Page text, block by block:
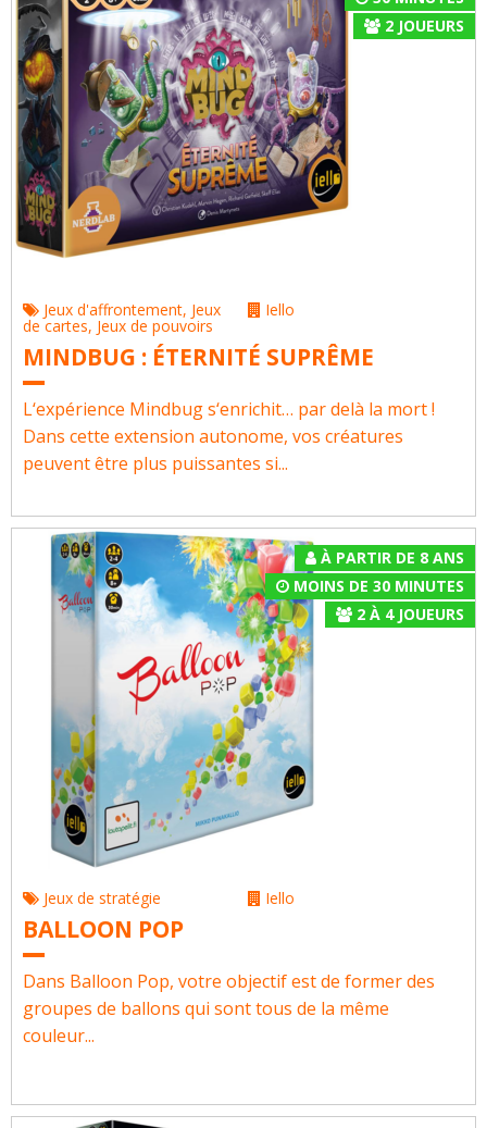
2JOUEURS
Jeux d'affrontement, Jeux
de cartes, Jeux de pouvoirs
Iello
MINDBUG : ÉTERNITÉ SUPRÊME
L‘expérience Mindbug s‘enrichit… par delà la mort !
Dans cette extension autonome, vos créatures
peuvent être plus puissantes si...
À PARTIR DE 8 ANS
MOINS DE 30 MINUTES
2À 4JOUEURS
Jeux de stratégie Iello
BALLOON POP
Dans Balloon Pop, votre objectif est de former des
groupes de ballons qui sont tous de la même
couleur...